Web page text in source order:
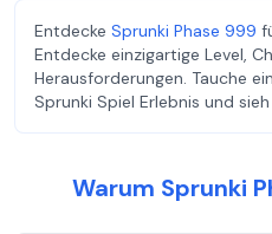
Entdecke Sprunki Phase 999
Entdecke einzigartige Level,
Herausforderungen. Tauche
Sprunki Spiel Erlebnis und
Warum Sprunki